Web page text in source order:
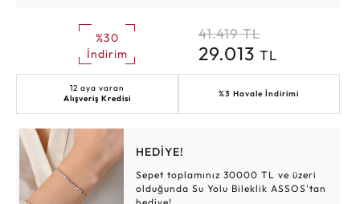
%30
İndirim
41.419 TL
29.013 TL
12 aya varan
Alışveriş Kredisi
%3 Havale İndirimi
HEDİYE!
Sepet toplamınız 30000 TL ve üzeri
olduğunda Su Yolu Bileklik ASSOS'tan